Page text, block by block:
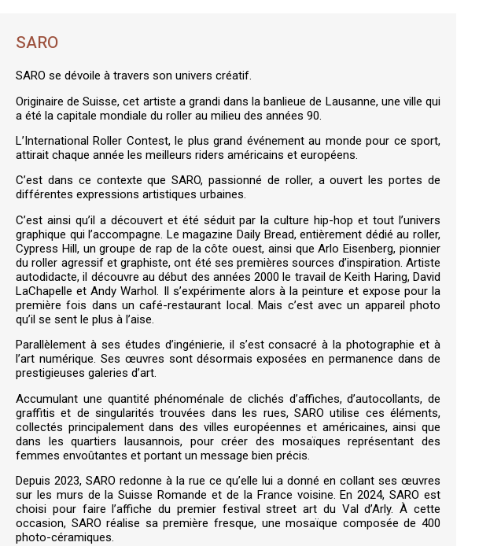
SARO
SARO se dévoile à travers son univers créatif.
Originaire de Suisse, cet artiste a grandi dans la banlieue de Lausanne, une ville qui
a été la capitale mondiale du roller au milieu des années 90.
L’International Roller Contest, le plus grand événement au monde pour ce sport,
attirait chaque année les meilleurs riders américains et européens.
C’est dans ce contexte que SARO, passionné de roller, a ouvert les portes de
différentes expressions artistiques urbaines.
C’est ainsi qu’il a découvert et été séduit par la culture hip-hop et tout l’univers
graphique qui l’accompagne. Le magazine Daily Bread, entièrement dédié au roller,
Cypress Hill, un groupe de rap de la côte ouest, ainsi que Arlo Eisenberg, pionnier
du roller agressif et graphiste, ont été ses premières sources d’inspiration. Artiste
autodidacte, il découvre au début des années 2000 le travail de Keith Haring, David
LaChapelle et Andy Warhol. Il s’expérimente alors à la peinture et expose pour la
première fois dans un café-restaurant local. Mais c’est avec un appareil photo
qu’il se sent le plus à l’aise.
Parallèlement à ses études d’ingénierie, il s’est consacré à la photographie et à
l’art numérique. Ses œuvres sont désormais exposées en permanence dans de
prestigieuses galeries d’art.
Accumulant une quantité phénoménale de clichés d’affiches, d’autocollants, de
graffitis et de singularités trouvées dans les rues, SARO utilise ces éléments,
collectés principalement dans des villes européennes et américaines, ainsi que
dans les quartiers lausannois, pour créer des mosaïques représentant des
femmes envoûtantes et portant un message bien précis.
Depuis 2023, SARO redonne à la rue ce qu’elle lui a donné en collant ses œuvres
sur les murs de la Suisse Romande et de la France voisine. En 2024, SARO est
choisi pour faire l’affiche du premier festival street art du Val d’Arly. À cette
occasion, SARO réalise sa première fresque, une mosaïque composée de 400
photo-céramiques.